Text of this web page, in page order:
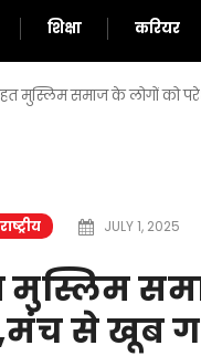
शिक्षा करियर
मुस्लिम समाज के लोगों को
राष्ट्रीय JULY 1, 2025
से खूब